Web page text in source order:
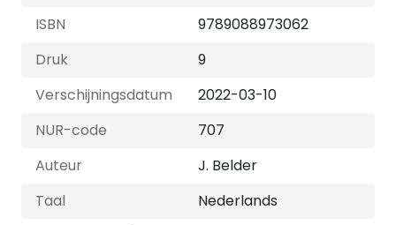
ISBN
9789088973062
Druk
9
Verschijningsdatum
2022-03-10
NUR-code
707
Auteur
J. Belder
Taal
Nederlands